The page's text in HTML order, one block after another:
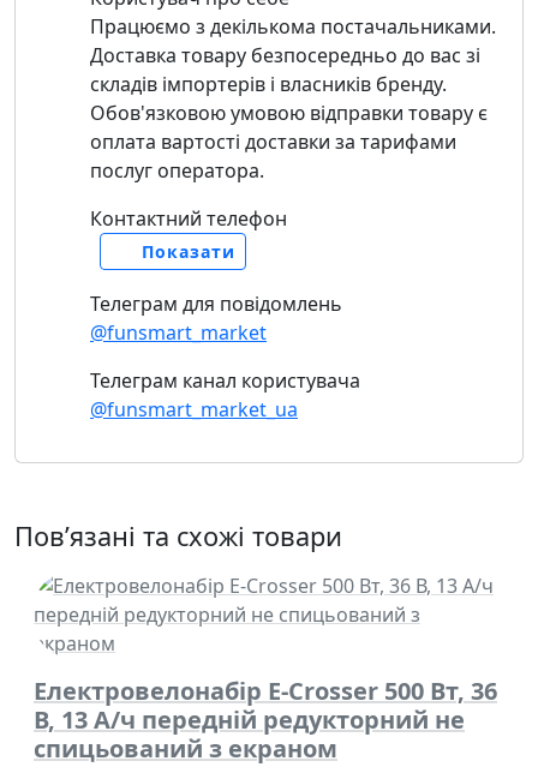
Працюємо з декількома постачальниками.
Доставка товару безпосередньо до вас зі
складів імпортерів і власників бренду.
Обов'язковою умовою відправки товару є
оплата вартості доставки за тарифами
послуг оператора.
Контактний телефон
Показати
Телеграм для повідомлень
@funsmart_market
Телеграм канал користувача
@funsmart_market_ua
Повʼязані та схожі товари
Електровелонабір E-Crosser 500 Вт, 36
В, 13 А/ч передній редукторний не
спицьований з екраном